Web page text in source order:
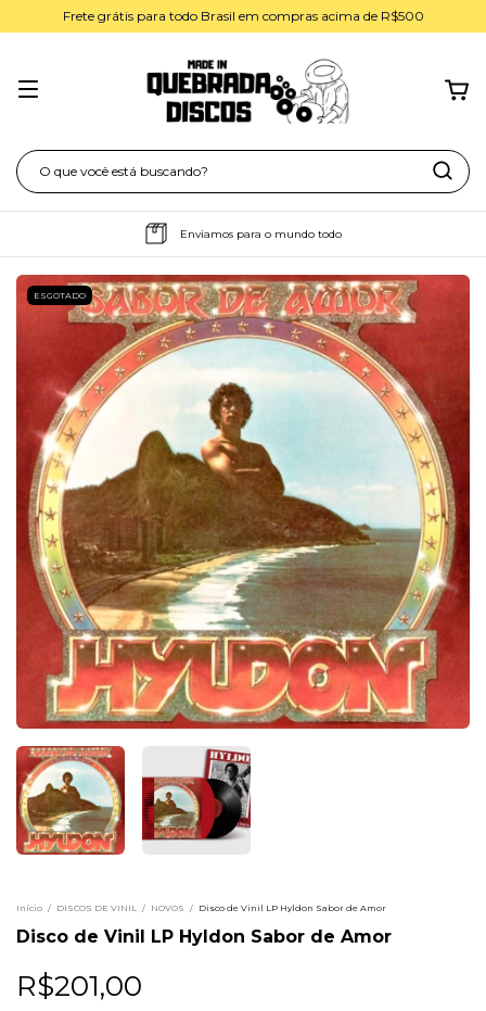
Frete grátis para todo Brasil em compras acima de R$500
Enviamos para o mundo todo
ESGOTADO
Início / DISCOS DE VINIL / NOVOS / Disco de Vinil LP Hyldon Sabor de Amor
Disco de Vinil LP Hyldon Sabor de Amor
R$201,00